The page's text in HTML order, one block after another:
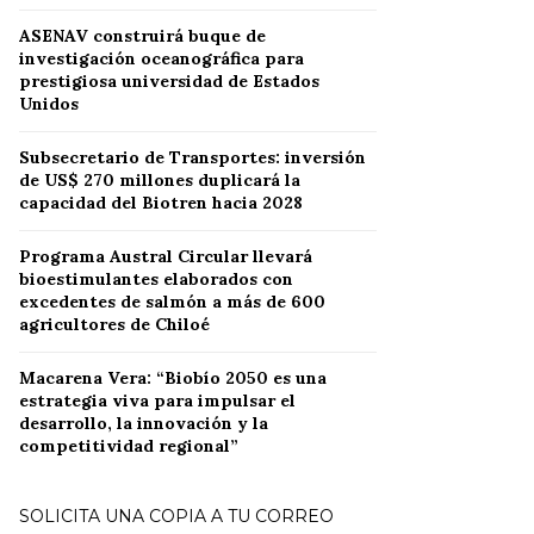
ASENAV construirá buque de
investigación oceanográfica para
prestigiosa universidad de Estados
Unidos
Subsecretario de Transportes: inversión
de US$ 270 millones duplicará la
capacidad del Biotren hacia 2028
Programa Austral Circular llevará
bioestimulantes elaborados con
excedentes de salmón a más de 600
agricultores de Chiloé
Macarena Vera: “Biobío 2050 es una
estrategia viva para impulsar el
desarrollo, la innovación y la
competitividad regional”
SOLICITA UNA COPIA A TU CORREO